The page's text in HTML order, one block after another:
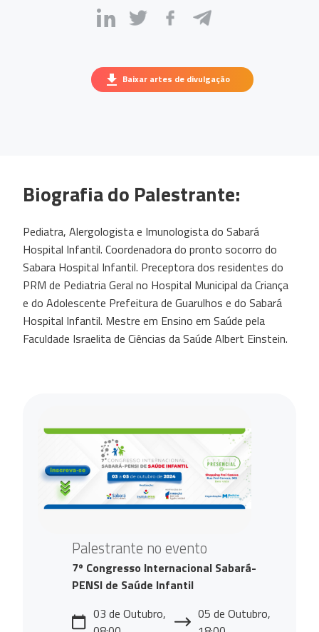
Baixar artes de divulgação
Biografia do Palestrante:
Pediatra, Alergologista e Imunologista do Sabará
Hospital Infantil. Coordenadora do pronto socorro do
Sabara Hospital Infantil. Preceptora dos residentes do
PRM de Pediatria Geral no Hospital Municipal da Criança
e do Adolescente Prefeitura de Guarulhos e do Sabará
Hospital Infantil. Mestre em Ensino em Saúde pela
Faculdade Israelita de Ciências da Saúde Albert Einstein.
Palestrante no evento
7º Congresso Internacional Sabará-
PENSI de Saúde Infantil
03 de Outubro,
05 de Outubro,